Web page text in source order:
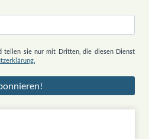
teilen sie nur mit Dritten, die diesen Dienst